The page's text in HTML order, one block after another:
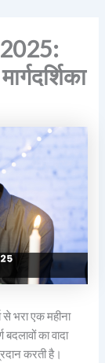
2025:
भरा एक महीना
का वादा
करती है।